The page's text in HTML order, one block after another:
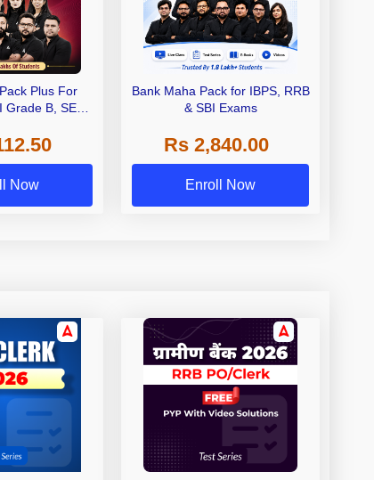
Plus For
B, SEBI
Grade B Bank
Now
Bank Maha Pack for IBPS, RRB
& SBI Exams
Rs 2,840.00
Enroll Now